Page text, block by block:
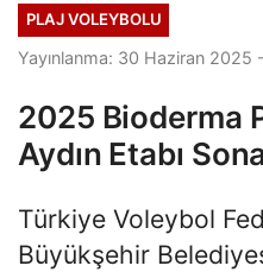
PLAJ VOLEYBOLU
Yayınlanma: 30 Haziran 2025
2025 Bioderma
Aydın Etabı
Türkiye Voleybol
Büyükşehir